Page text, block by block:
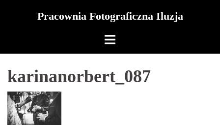
Pracownia Fotograficzna Iluzja
karinanorbert_087